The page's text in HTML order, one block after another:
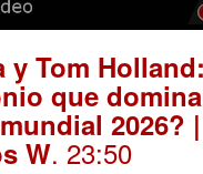
y Tom
que
2026? |
W. 23:50